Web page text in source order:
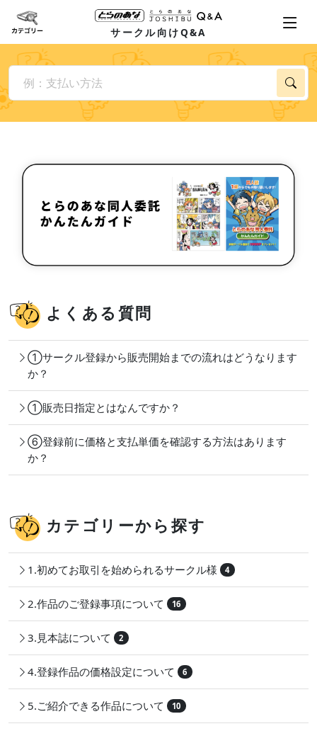
サークル向けQ&A
よくある質問
①サークル登録から販売開始までの流れはどうなります
か？
①販売日指定とはなんですか？
⑥登録前に価格と支払単価を確認する方法はあります
か？
カテゴリーから探す
1.初めてお取引を始められるサークル様 4
2.作品のご登録事項について 16
3.見本誌について 2
4.登録作品の価格設定について 6
5.ご紹介できる作品について 10